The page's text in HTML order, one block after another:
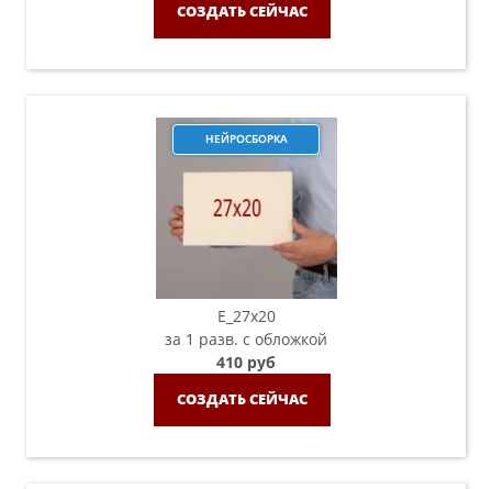
СОЗДАТЬ СЕЙЧАС
НЕЙРОСБОРКА
E_27x20
за 1 разв. с обложкой
410 руб
СОЗДАТЬ СЕЙЧАС